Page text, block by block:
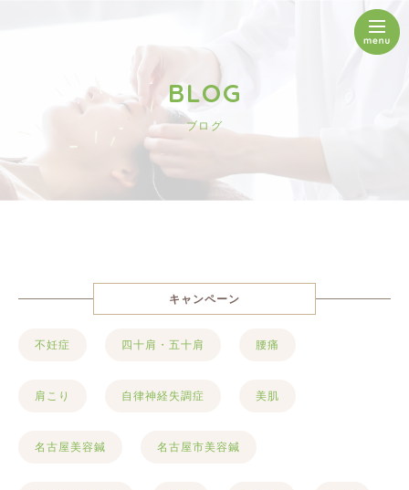
BLOG
ブログ
キャンペーン
不妊症 四十肩・五十肩 腰痛
肩こり 自律神経失調症 美肌
名古屋美容鍼 名古屋市美容鍼